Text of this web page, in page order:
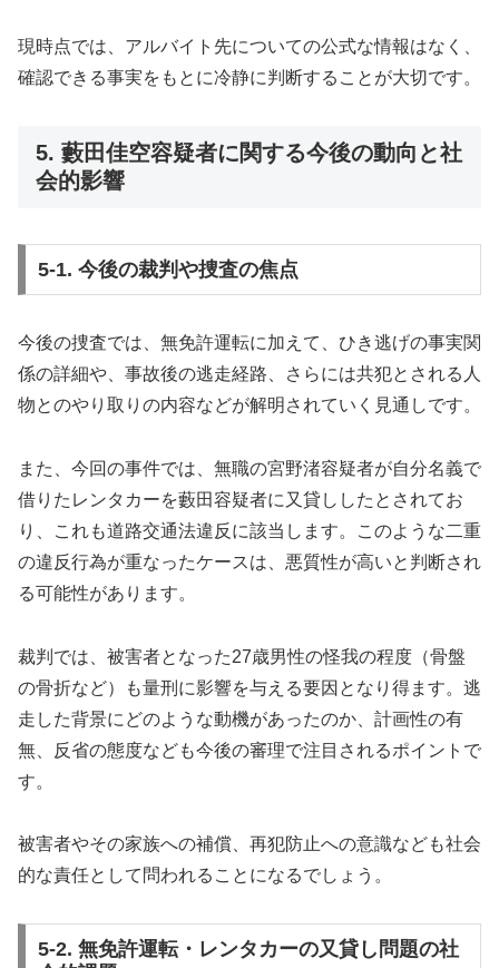
現時点では、アルバイト先についての公式な情報はなく、
確認できる事実をもとに冷静に判断することが大切です。
5. 藪田佳空容疑者に関する今後の動向と社
会的影響
5-1. 今後の裁判や捜査の焦点
今後の捜査では、無免許運転に加えて、ひき逃げの事実関
係の詳細や、事故後の逃走経路、さらには共犯とされる人
物とのやり取りの内容などが解明されていく見通しです。
また、今回の事件では、無職の宮野渚容疑者が自分名義で
借りたレンタカーを藪田容疑者に又貸ししたとされてお
り、これも道路交通法違反に該当します。このような二重
の違反行為が重なったケースは、悪質性が高いと判断され
る可能性があります。
裁判では、被害者となった27歳男性の怪我の程度（骨盤
の骨折など）も量刑に影響を与える要因となり得ます。逃
走した背景にどのような動機があったのか、計画性の有
無、反省の態度なども今後の審理で注目されるポイントで
す。
被害者やその家族への補償、再犯防止への意識なども社会
的な責任として問われることになるでしょう。
5-2. 無免許運転・レンタカーの又貸し問題の社